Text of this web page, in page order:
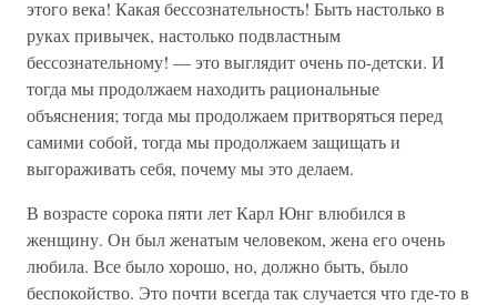
этого века! Какая бессознательность! Быть настолько в
руках привычек, настолько подвластным
бессознательному! — это выглядит очень по-детски. И
тогда мы продолжаем находить рациональные
объяснения; тогда мы продолжаем притворяться перед
самими собой, тогда мы продолжаем защищать и
выгораживать себя, почему мы это делаем.
В возрасте сорока пяти лет Карл Юнг влюбился в
женщину. Он был женатым человеком, жена его очень
любила. Все было хорошо, но, должно быть, было
беспокойство. Это почти всегда так случается что где-то в